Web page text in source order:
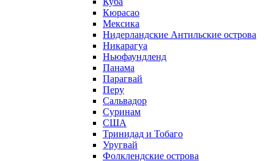
Кюрасао
Мексика
Нидерландские Антильские острова
Никарагуа
Ньюфаундленд
Панама
Парагвай
Перу
Сальвадор
Суринам
США
Тринидад и Тобаго
Уругвай
Фолклендские острова